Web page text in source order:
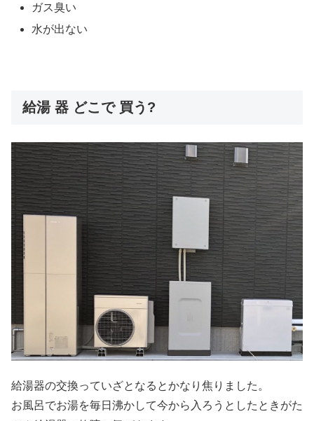
ガス臭い
水が出ない
給湯 器 どこで 買う?
給湯器の交換っていざとなるとかなり焦りました。
お風呂でお湯を毎日沸かして今から入ろうとしたときがた